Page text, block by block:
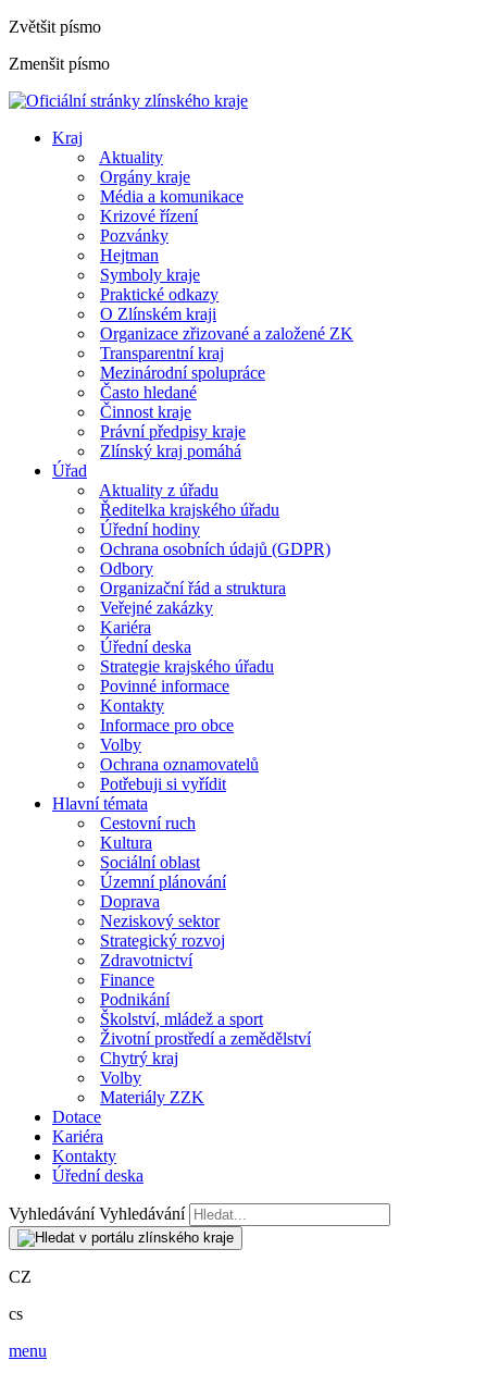
Zvětšit písmo
Zmenšit písmo
Kraj
Aktuality
Orgány kraje
Média a komunikace
Krizové řízení
Pozvánky
Hejtman
Symboly kraje
Praktické odkazy
O Zlínském kraji
Organizace zřizované a založené ZK
Transparentní kraj
Mezinárodní spolupráce
Často hledané
Činnost kraje
Právní předpisy kraje
Zlínský kraj pomáhá
Úřad
Aktuality z úřadu
Ředitelka krajského úřadu
Úřední hodiny
Ochrana osobních údajů (GDPR)
Odbory
Organizační řád a struktura
Veřejné zakázky
Kariéra
Úřední deska
Strategie krajského úřadu
Povinné informace
Kontakty
Informace pro obce
Volby
Ochrana oznamovatelů
Potřebuji si vyřídit
Hlavní témata
Cestovní ruch
Kultura
Sociální oblast
Územní plánování
Doprava
Neziskový sektor
Strategický rozvoj
Zdravotnictví
Finance
Podnikání
Školství, mládež a sport
Životní prostředí a zemědělství
Chytrý kraj
Volby
Materiály ZZK
Dotace
Kariéra
Kontakty
Úřední deska
Vyhledávání Vyhledávání
CZ
cs
menu